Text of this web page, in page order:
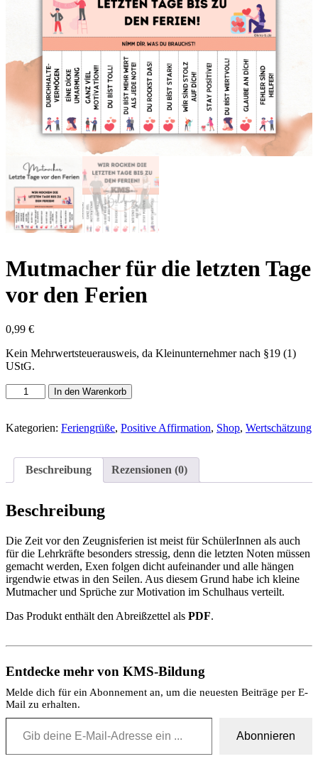
Mutmacher für die letzten Tage
vor den Ferien
0,99 €
Kein Mehrwertsteuerausweis, da Kleinunternehmer nach §19 (1)
UStG.
Mutmacher
für
letzten
Ferien
In den Warenkorb
Kategorien: Feriengrüße, Positive Affirmation, Shop, Wertschätzung
Beschreibung Rezensionen (0)
Beschreibung
Die Zeit vor den Zeugnisferien ist meist für SchülerInnen als auch
für die Lehrkräfte besonders stressig, denn die letzten Noten müssen
gemacht werden, Exen folgen dicht aufeinander und alle hängen
irgendwie etwas in den Seilen. Aus diesem Grund habe ich kleine
Mutmacher und Sprüche zur Motivation im Schulhaus verteilt.
Das Produkt enthält den Abreißzettel als PDF.
Entdecke mehr von KMS-Bildung
Melde dich für ein Abonnement an, um die neuesten Beiträge per E-
Mail zu erhalten.
Gib deine E-Mail-Adresse ein ...
Abonnieren